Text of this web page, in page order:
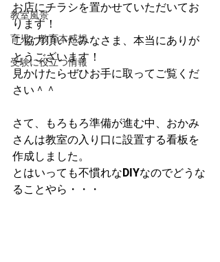
教室風景
育児・教育本感想
受験に役立つ情報
お店にチラシを置かせていただいてお
ります！
ご協力頂いたみなさま、本当にありが
とうございます！
見かけたらぜひお手に取ってご覧くだ
さい＾＾
さて、もろもろ準備が進む中、おかみ
さんは教室の入り口に設置する看板を
作成しました。
とはいっても不慣れなDIYなのでどうな
ることやら・・・